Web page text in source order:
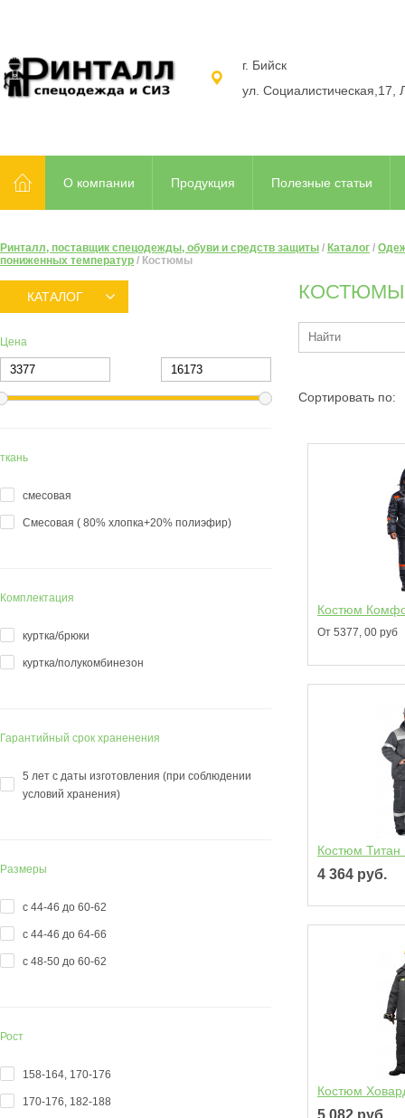
г. Бийск
ул. Социалистическая,17,
О компании Продукция Полезные статьи
Ринталл, поставщик спецодежды, обуви и средств защиты / Каталог /
пониженных температур / Костюмы
КАТАЛОГ
Цена
ткань
смесовая
Смесовая ( 80% хлопка+20% полиэфир)
Комплектация
куртка/брюки
куртка/полукомбинезон
Гарантийный срок храненения
5 лет с даты изготовления (при соблюдении
условий хранения)
Размеры
с 44-46 до 60-62
с 44-46 до 64-66
с 48-50 до 60-62
Рост
158-164, 170-176
170-176, 182-188
КОСТЮМЫ
Сортировать по:
Костюм
От 5377, 00 руб
Костюм Титан
4 364 руб.
Костюм
5 082 руб.